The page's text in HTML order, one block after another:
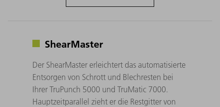
ShearMaster
Der ShearMaster erleichtert das automatisierte
Entsorgen von Schrott und Blechresten bei
Ihrer TruPunch 5000 und TruMatic 7000.
Hauptzeitparallel zieht er die Restgitter von